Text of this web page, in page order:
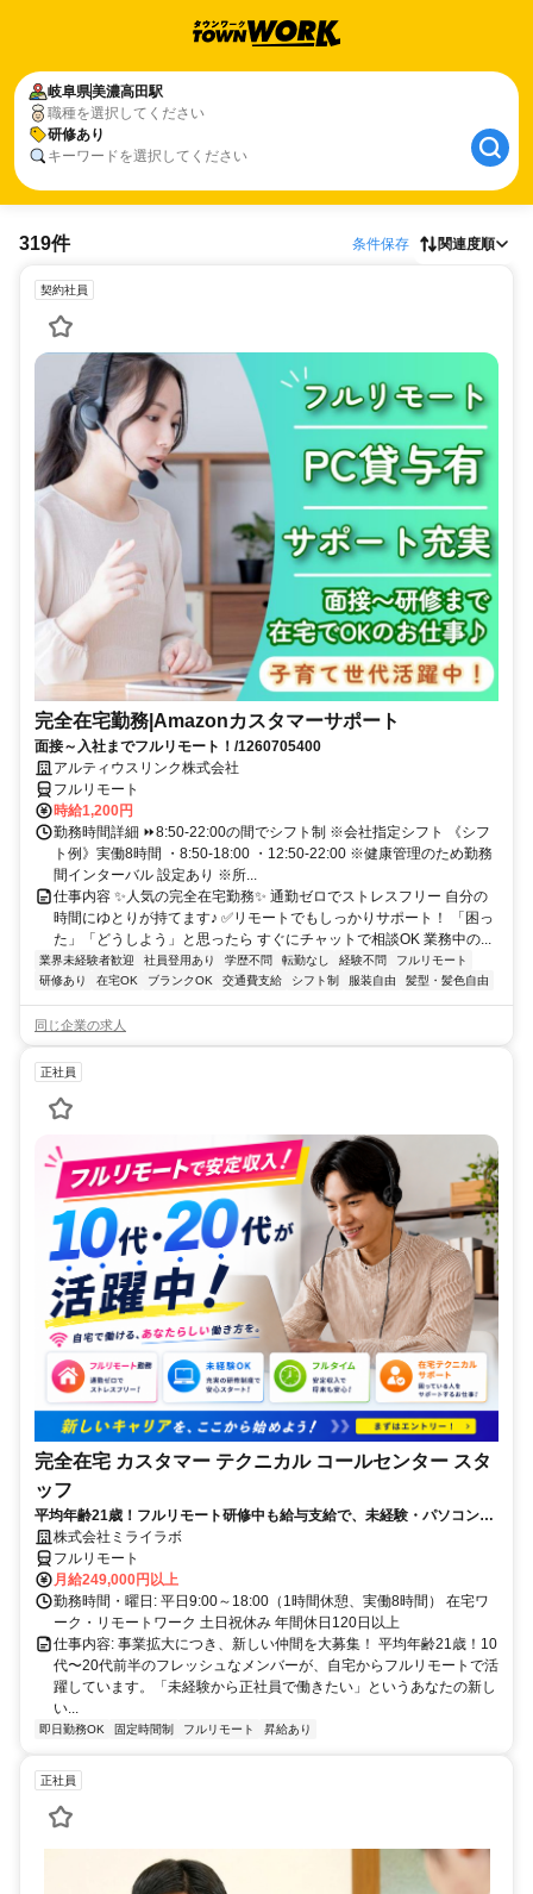
岐阜県美濃高田駅
職種を選択してください
研修あり
キーワードを選択してください
319件 条件保存 関連度順
契約社員
完全在宅勤務|Amazonカスタマーサポート
面接～入社までフルリモート！/1260705400
アルティウスリンク株式会社
フルリモート
時給1,200円
勤務時間詳細 ⏩8:50-22:00の間でシフト制 ※会社指定シフト 《シフ
ト例》実働8時間 ・8:50-18:00 ・12:50-22:00 ※健康管理のため勤務
間インターバル 設定あり ※所...
仕事内容 ✨人気の完全在宅勤務✨ 通勤ゼロでストレスフリー 自分の
時間にゆとりが持てます♪ ✅リモートでもしっかりサポート！ 「困っ
た」「どうしよう」と思ったら すぐにチャットで相談OK 業務中の...
業界未経験者歓迎 社員登用あり 学歴不問 転勤なし 経験不問
フルリモート
研修あり
在宅OK ブランクOK 交通費支給 シフト制 服装自由 髪型・髪色自由
同じ企業の求人
正社員
完全在宅 カスタマー テクニカル コールセンター スタ
ッフ
平均年齢21歳！フルリモート研修中も給与支給で、未経験・パソコンス
キルゼロからOK！パソコン貸出＆ノルマなし！
株式会社ミライラボ
フルリモート
月給249,000円以上
勤務時間・曜日: 平日9:00～18:00（1時間休憩、実働8時間） 在宅ワ
ーク・リモートワーク 土日祝休み 年間休日120日以上
仕事内容: 事業拡大につき、新しい仲間を大募集！ 平均年齢21歳！10
代〜20代前半のフレッシュなメンバーが、自宅からフルリモートで活
躍しています。「未経験から正社員で働きたい」というあなたの新し
い...
即日勤務OK 固定時間制 フルリモート 昇給あり
正社員